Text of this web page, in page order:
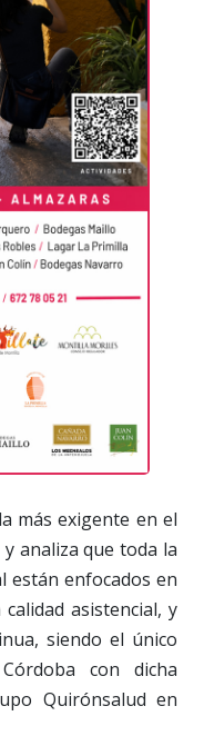
más exigente en el
analiza que toda la
están enfocados en
asistencial, y
siendo el único
con dicha
Quirónsalud en